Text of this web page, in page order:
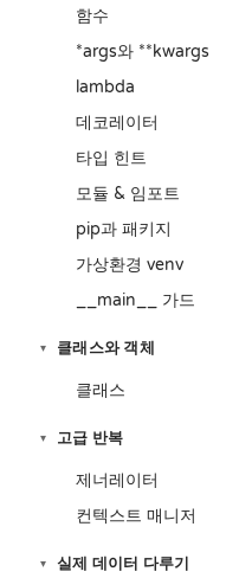
함수
*args와 **kwargs
lambda
데코레이터
타입 힌트
모듈 & 임포트
pip과 패키지
가상환경 venv
__main__ 가드
▾ 클래스와 객체
클래스
▾ 고급 반복
제너레이터
컨텍스트 매니저
▾ 실제 데이터 다루기